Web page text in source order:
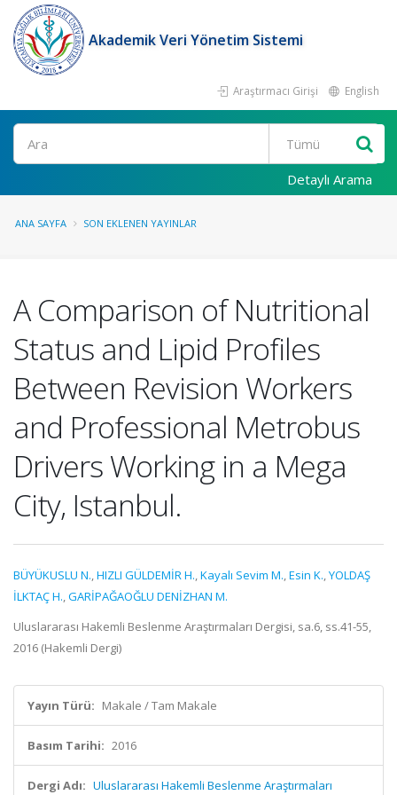
Akademik Veri Yönetim Sistemi
Araştırmacı Girişi English
Ara
Detaylı Arama
ANA SAYFA SON EKLENEN YAYINLAR
A Comparison of Nutritional
Status and Lipid Profiles
Between Revision Workers
and Professional Metrobus
Drivers Working in a Mega
City, Istanbul.
BÜYÜKUSLU N.,HIZLI GÜLDEMİR H.,Kayalı Sevim M.,Esin K.,YOLDAŞ
İLKTAÇ H.,GARİPAĞAOĞLU DENİZHAN M.
Uluslararası Hakemli Beslenme Araştırmaları Dergisi, sa.6, ss.41-55,
2016 (Hakemli Dergi)
Yayın Türü: Makale / Tam Makale
Basım Tarihi: 2016
Dergi Adı: Uluslararası Hakemli Beslenme Araştırmaları